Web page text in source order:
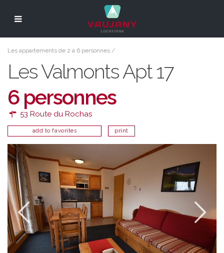
Les appartements de 2 à 6 personnes /
Les Valmonts Apt 17
6 personnes
53 Route du Rochas
add to favorites print